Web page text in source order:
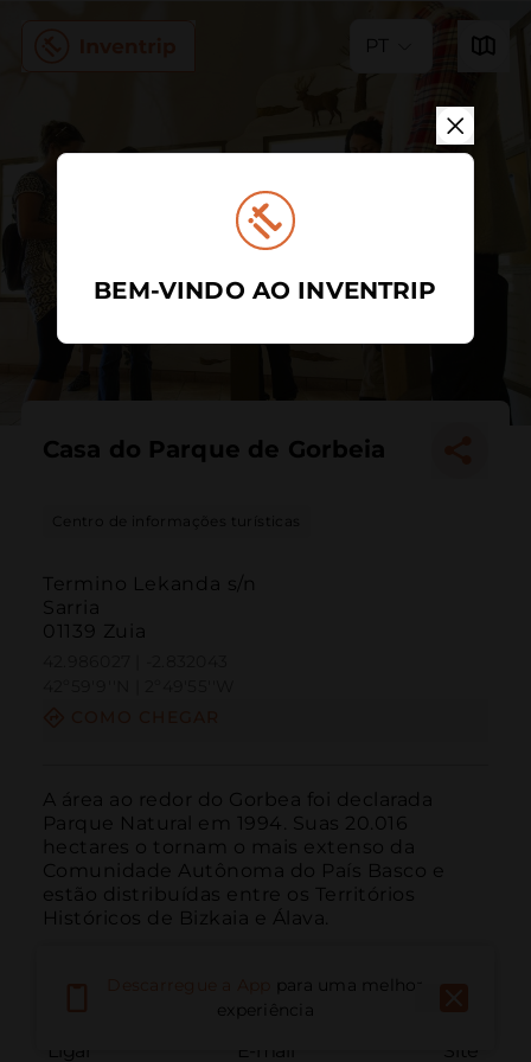
PT
Casa do Parque de Gorbeia
Centro de informações turísticas
Termino Lekanda s/n
Sarria
01139 Zuia
A área ao redor do Gorbea foi declarada
Parque Natural em 1994. Suas 20.016
hectares o tornam o mais extenso da
Comunidade Autônoma do País Basco e
estão distribuídas entre os Territórios
Históricos de Bizkaia e Álava.
Ligar E-mail Site
para uma melhor
experiência
BEM-VINDO AO INVENTRIP